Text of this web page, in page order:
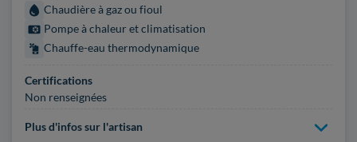
Chaudière à gaz ou fioul
Pompe à chaleur et climatisation
Chauffe-eau thermodynamique
Certifications
Non renseignées
Plus d'infos sur l'artisan